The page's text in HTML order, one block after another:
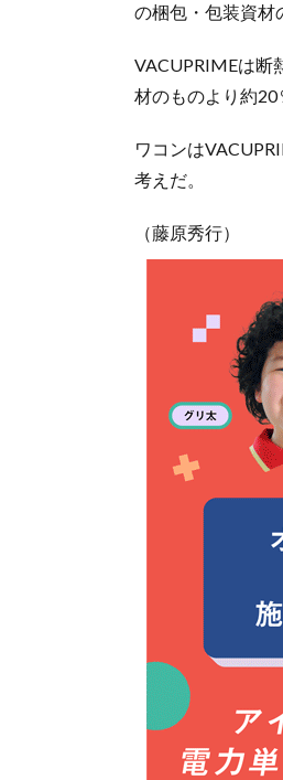
の梱包・包装資材
VACUPRIMEは断
材のものより約20
ワコンは
考えだ。
（藤原秀行）